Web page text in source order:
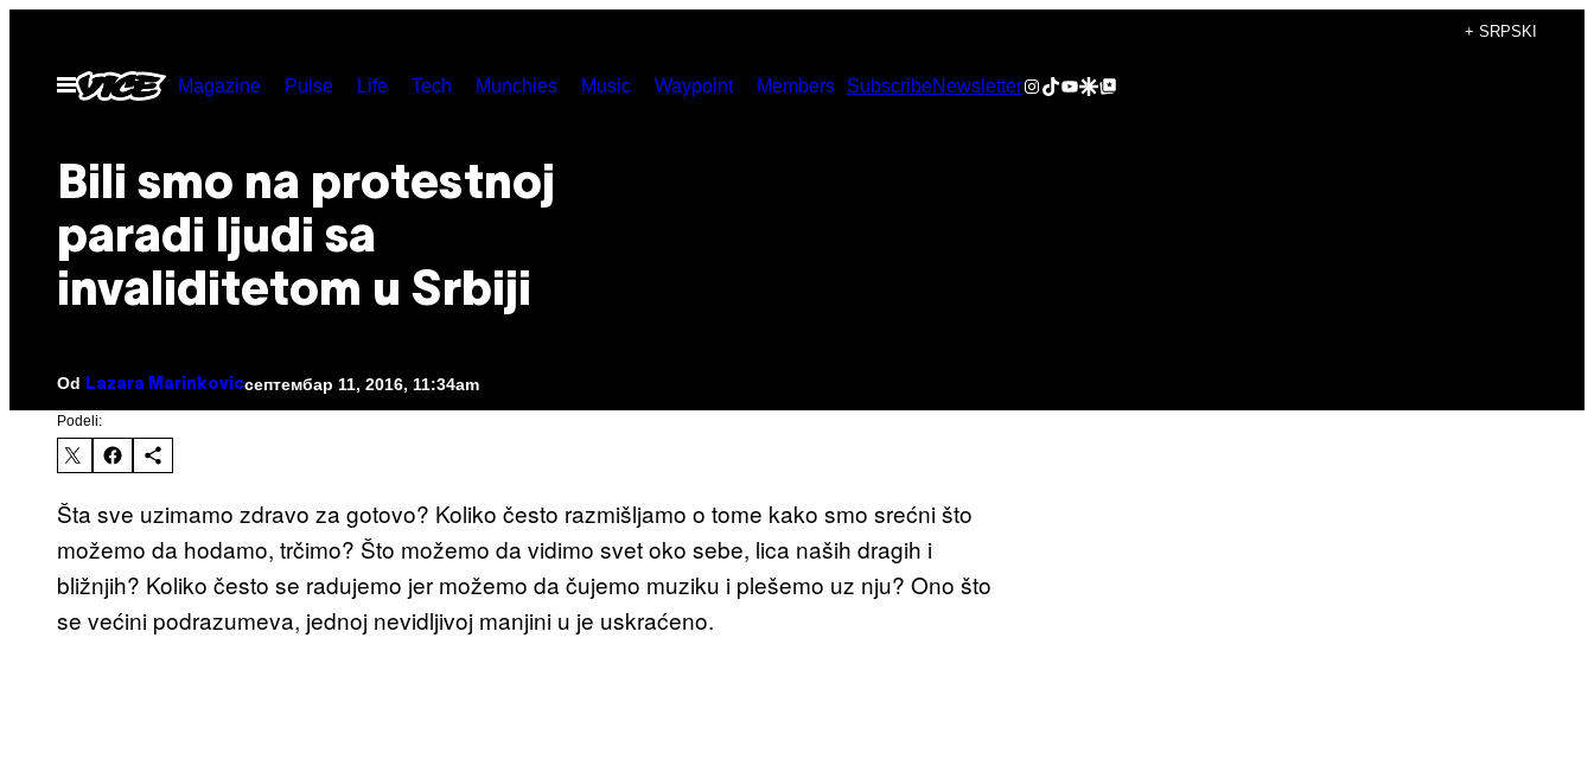
садржај
+ SRPSKI
Otvori
Meni
Magazine Pulse Life Tech Munchies Music Waypoint Members SubscribeNewsletterInstagram
TikTok
YouTube
Google Discover
Google Top Posts
Bili smo na protestnoj
paradi ljudi sa
invaliditetom u Srbiji
Od Lazara Marinkovicсептембар 11, 2016, 11:34am
Podeli:
Šta sve uzimamo zdravo za gotovo? Koliko često razmišljamo o tome kako smo srećni što
možemo da hodamo, trčimo? Što možemo da vidimo svet oko sebe, lica naših dragih i
bližnjih? Koliko često se radujemo jer možemo da čujemo muziku i plešemo uz nju? Ono što
se većini podrazumeva, jednoj nevidljivoj manjini u je uskraćeno.